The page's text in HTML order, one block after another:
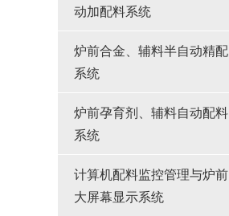
动加配料系统
炉前合金、辅料半自动精配
系统
炉前孕育剂、辅料自动配料
系统
计算机配料监控管理与炉前
大屏幕显示系统